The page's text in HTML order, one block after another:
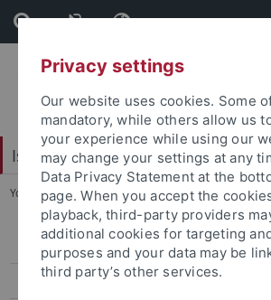
Skip
to
content
Skip
to
footer
Isotopenlabor
You are here: Startseite ...
Termine
Strahlenschutz MEDIZIN UKT
Privacy settings
Our website uses cookies. Some
mandatory, while others allow us
your experience while using our
may change your settings at any
Data Privacy Statement at the
page. When you accept the
playback, third-party providers
additional cookies for targeting
purposes and your data may be
third party’s other services.